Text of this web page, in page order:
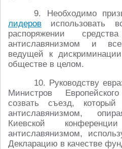
9. Необходимо
лидеров использовать
распоряжении
антиславянизмом и
ведущей к
обществе в целом.
10. Руководству
Министров
созвать съезд,
антиславянизмом,
Киевской
антиславянизмом,
Декларацию в качестве